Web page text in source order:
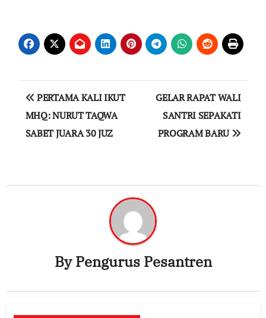
Navigasi
pos
PERTAMA KALI IKUT
MHQ: NURUT TAQWA
SABET JUARA 30 JUZ
GELAR RAPAT WALI
SANTRI SEPAKATI
PROGRAM BARU
ByPengurus Pesantren